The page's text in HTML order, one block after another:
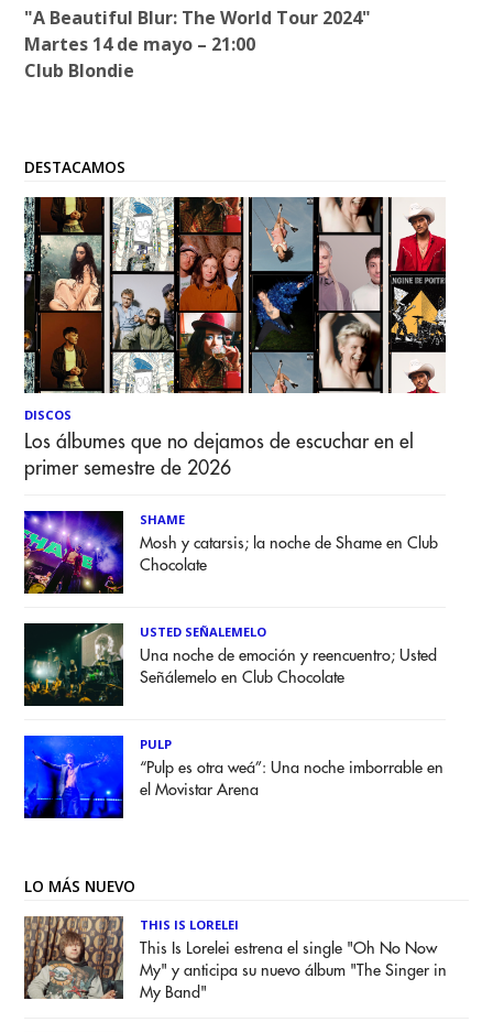
"A Beautiful Blur: The World Tour 2024"
Martes 14 de mayo – 21:00
Club Blondie
DESTACAMOS
DISCOS
Los álbumes que no dejamos de escuchar en el
primer semestre de 2026
SHAME
Mosh y catarsis; la noche de Shame en Club
Chocolate
USTED SEÑALEMELO
Una noche de emoción y reencuentro; Usted
Señálemelo en Club Chocolate
PULP
“Pulp es otra weá”: Una noche imborrable en
el Movistar Arena
LO MÁS NUEVO
THIS IS LORELEI
This Is Lorelei estrena el single "Oh No Now
My" y anticipa su nuevo álbum "The Singer in
My Band"